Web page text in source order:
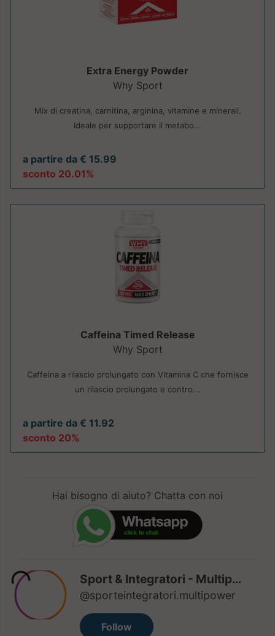
Extra Energy Powder
Why Sport
Mix di creatina, carnitina, arginina, vitamine e minerali.
Ideale per supportare il metabo...
a partire da € 15.99
sconto 20.01%
Caffeina Timed Release
Why Sport
Caffeina a rilascio prolungato con Vitamina C che fornisce
un rilascio prolungato e contro...
a partire da € 11.92
sconto 20%
Hai bisogno di aiuto? Chatta con noi